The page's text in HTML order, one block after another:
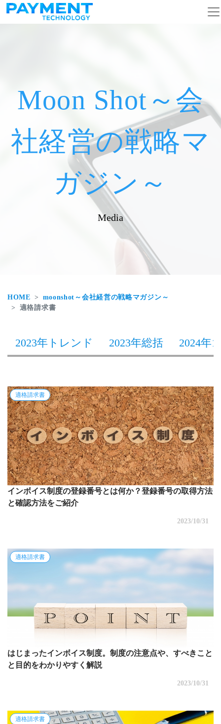
コンテンツへスキップ
メインナビゲーション
Moon Shot～会
社経営の戦略マ
ガジン～
Media
HOME
moonshot～会社経営の戦略マガジン～
適格請求書
2023年トレンド 2023年総括 2024年1
適格請求書
インボイス制度の登録番号とは何か？登録番号の取得方法
と確認方法をご紹介
2023/10/31
適格請求書
はじまったインボイス制度。制度の注意点や、すべきこと
と目的をわかりやすく解説
2023/10/31
適格請求書